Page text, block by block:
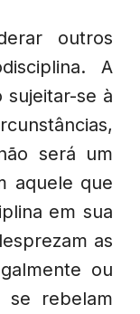
outros
A
sujeitar-se à
será um
aquele que
em sua
as
ou
se rebelam